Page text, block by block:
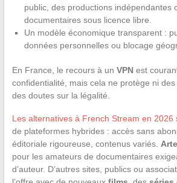
public, des productions indépendantes
documentaires sous licence libre.
Un modèle économique transparent :
données personnelles ou blocage
En France, le recours à un VPNest
confidentialité, mais cela ne protège ni
des doutes sur la légalité.
Les alternatives à French Stream en 2026
de plateformes hybrides : accès sans
éditoriale rigoureuse, contenus variés. Arte
pour les amateurs de documentaires
d’auteur. D’autres sites, publics ou